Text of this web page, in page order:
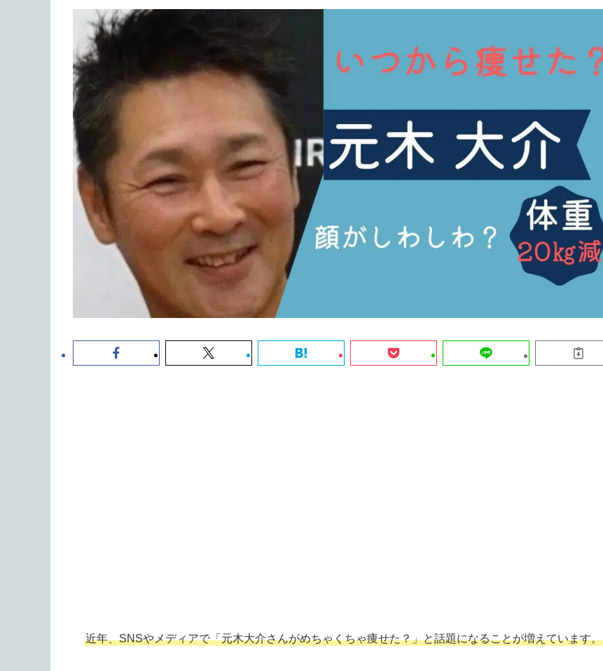
近年、SNSやメディアで「元木大介さんがめちゃくちゃ痩せた？」と話題になることが増えています。